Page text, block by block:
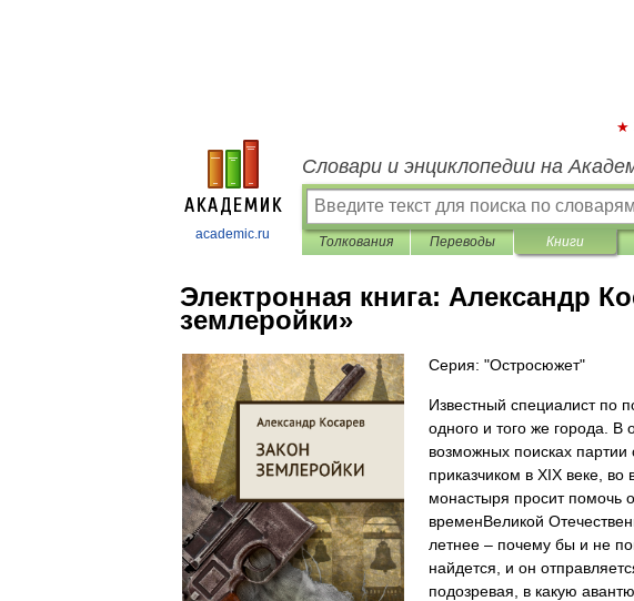
academic.ru
Словари и энциклопедии на
Толкования Переводы Книги
Электронная книга: Александр
землеройки»
Серия: "Остросюжет"
Известный специалист по
одного и того же города. В
возможных поисках
приказчиком в XIX веке,
монастыря просит помочь
временВеликой
летнее – почему бы и не
найдется, и он
подозревая, в какую